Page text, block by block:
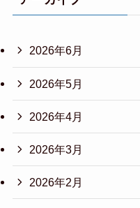
2026年6月
2026年5月
2026年4月
2026年3月
2026年2月